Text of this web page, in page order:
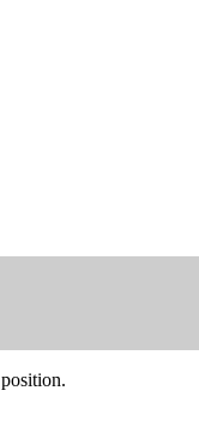
position.